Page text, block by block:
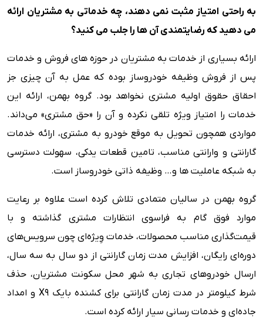
به راحتی امتیاز مثبت نمی دهند، چه خدماتی به مشتریان ارائه
می دهید که رضایتمندی آن ها را جلب می کنید؟
ارائه بسیاری از خدمات به مشتریان در حوزه های فروش و خدمات
پس از فروش وظیفه خودروساز بوده که عمل به آن چیزی جز
احقاق حقوق اولیه مشتری نخواهد بود. گروه بهمن، ارائه این
خدمات را امتیاز ویژه تلقی نکرده و آن را «حق مشتری» می‌داند.
مواردی همچون تحویل به موقع خودرو به مشتری، ارائه خدمات
گارانتی و وارانتی مناسب، تامین قطعات یدکی، سهولت دسترسی
به شبکه عاملیت ها و… وظیفه ذاتی خودروساز است.
گروه بهمن در سالیان متمادی تلاش کرده است علاوه بر رعایت
موارد فوق گام به فراسوی انتظارات مشتری گذاشته و با
قیمت‌گذاری مناسب محصولات، خدمات وِیژه‌ای چون سرویس‌های
دوره‌ای رایگان، افزایش مدت زمان گارانتی از دو سال به سه سال،
ارسال خودروهای تجاری به شهر محل سکونت مشتریان، حذف
شرط کیلومتر در مدت زمان گارانتی برای کشنده بایک X9 و امداد
جاده‌ای و خدمات رسانی سیار ارائه کرده است.